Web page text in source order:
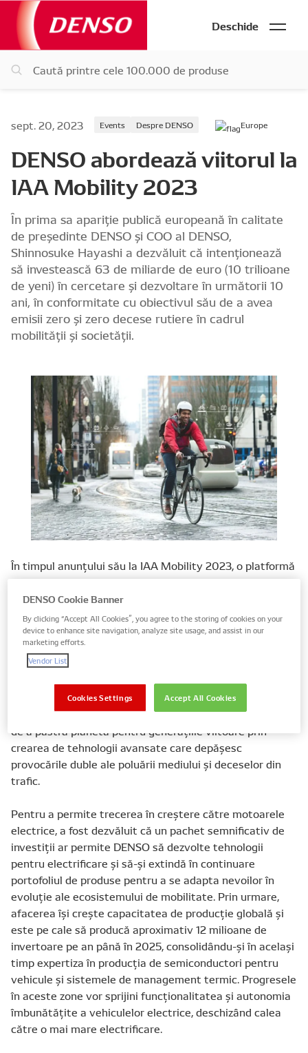
Deschide
sept. 20, 2023 Events Despre DENSO Europe
DENSO abordează viitorul la
IAA Mobility 2023
În prima sa apariție publică europeană în calitate
de președinte DENSO și COO al DENSO,
Shinnosuke Hayashi a dezvăluit că intenționează
să investească 63 de miliarde de euro (10 trilioane
de yeni) în cercetare și dezvoltare în următorii 10
ani, în conformitate cu obiectivul său de a avea
emisii zero și zero decese rutiere în cadrul
mobilității și societății.
În timpul anunțului său la IAA Mobility 2023, o platformă
globală pentru mobilitate, sustenabilitate și tehnologie
care a reunit producători și furnizori de echipamente
originale precum DENSO, precum și o gamă largă de
inovatori, dezvoltatori și furnizori de servicii în
mobilitate, domnul Hayashi a subliniat rolul industriei
auto în abordarea emisiilor de carbon, solicitând
sectorului să găsească soluții de colaborare pentru a
face transportul în ansamblu mai sigur și mai ecologic.
Potrivit lui Hayashi, companii precum DENSO au datoria
de a păstra planeta pentru generațiile viitoare prin
crearea de tehnologii avansate care depășesc
provocările duble ale poluării mediului și deceselor din
trafic.
Pentru a permite trecerea în creștere către motoarele
electrice, a fost dezvăluit că un pachet semnificativ de
investiții ar permite DENSO să dezvolte tehnologii
pentru electrificare și să-și extindă în continuare
portofoliul de produse pentru a se adapta nevoilor în
evoluție ale ecosistemului de mobilitate. Prin urmare,
afacerea își crește capacitatea de producție globală și
este pe cale să producă aproximativ 12 milioane de
invertoare pe an până în 2025, consolidându-și în același
timp expertiza în producția de semiconductori pentru
vehicule și sistemele de management termic. Progresele
în aceste zone vor sprijini funcționalitatea și autonomia
îmbunătățite a vehiculelor electrice, deschizând calea
către o mai mare electrificare.
DENSO Cookie Banner
By clicking “Accept All Cookies”, you agree to the storing of cookies on your
device to enhance site navigation, analyze site usage, and assist in our
marketing efforts.
Vendor List
Accept All Cookies
Cookies Settings